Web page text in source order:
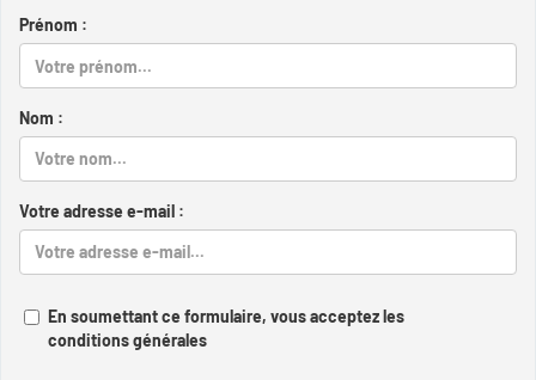
Prénom :
Nom :
Votre adresse e-mail :
En soumettant ce formulaire, vous acceptez les
conditions générales